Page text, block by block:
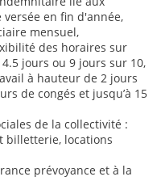
en fin d'année,
mensuel,
des horaires sur
jours ou 9 jours sur 10,
à hauteur de 2 jours
de congés et jusqu’à 15
de la collectivité :
billetterie, locations
prévoyance et à la